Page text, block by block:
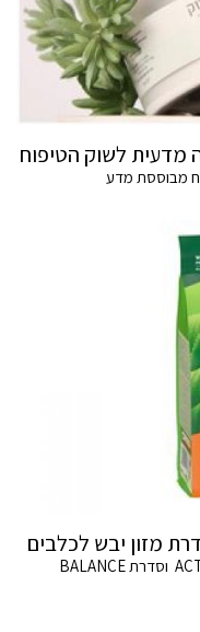
מבוססת מדע
מזון יבש לכלבים